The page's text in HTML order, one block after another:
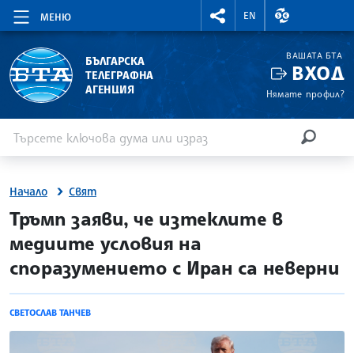
МЕНЮ
RIGHTMENU.SOCIAL
EN
ВАЛУТНИ
БЪЛГАРСКА
ТЕЛЕГРАФНА
АГЕНЦИЯ
ВАШАТА БТА
ВХОД
Нямате профил?
Начало Свят
site.bta
Тръмп заяви, че изтеклите в
медиите условия на
споразумението с Иран са неверни
СВЕТОСЛАВ ТАНЧЕВ